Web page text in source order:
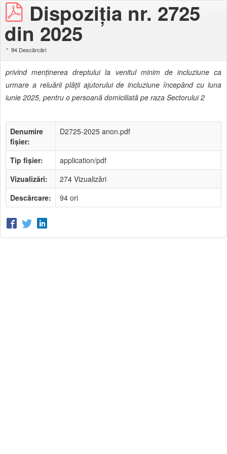
Dispoziţia nr. 2725
din 2025
94 Descărcări
privind menţinerea dreptului la venitul minim de incluziune ca
urmare a reluării plăţii ajutorului de incluziune începând cu luna
iunie 2025, pentru o persoană domiciliată pe raza Sectorului 2
Denumire
fișier:
D2725-2025 anon.pdf
Tip fișier:
application/pdf
Vizualizări:
274 Vizualizări
Descărcare:
94 ori